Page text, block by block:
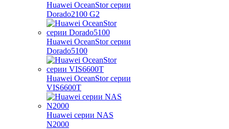
Huawei OceanStor серии
Dorado2100 G2
Huawei OceanStor серии
Dorado5100
Huawei OceanStor серии
VIS6600T
Huawei серии NAS
N2000